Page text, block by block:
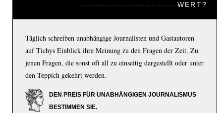
WERT?
Täglich schreiben unabhängige Journalisten und Gastautoren
auf Tichys Einblick ihre Meinung zu den Fragen der Zeit. Zu
jenen Fragen, die sonst oft all zu einseitig dargestellt oder unter
den Teppich gekehrt werden.
DEN PREIS FÜR UNABHÄNGIGEN JOURNALISMUS
BESTIMMEN SIE.